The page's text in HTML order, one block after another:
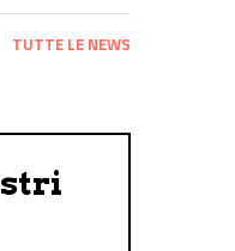
TUTTE LE NEWS